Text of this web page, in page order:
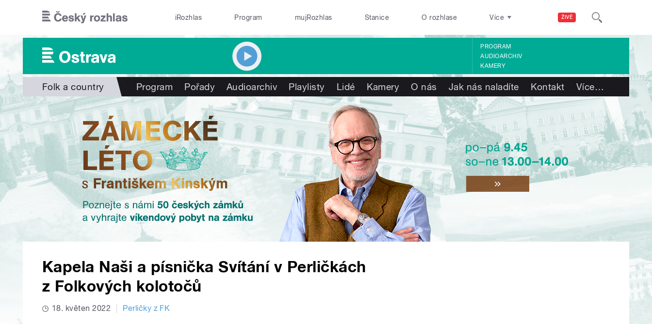
ŽIVĚ
iRozhlas Program mujRozhlas Stanice O rozhlase Více
PROGRAM
AUDIOARCHIV
KAMERY
Folk a country Program Pořady Audioarchiv Playlisty Lidé Kamery O nás Jak nás naladíte Kontakt Více…
Kapela Naši a písnička Svítání v Perličkách
z Folkových kolotočů
18. květen 2022 Perličky z FK